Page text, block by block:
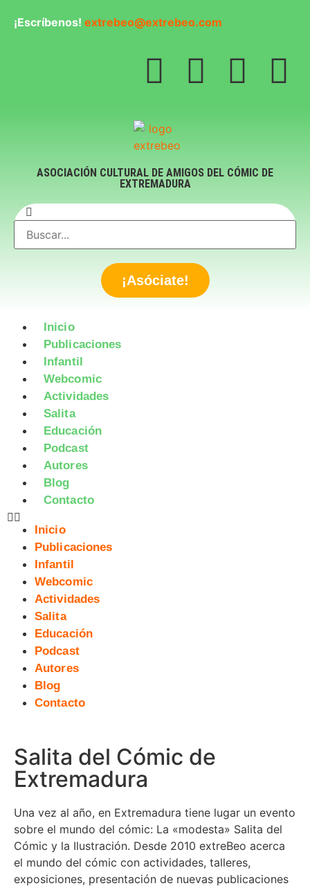
¡Escríbenos! extrebeo@extrebeo.com
ASOCIACIÓN CULTURAL DE AMIGOS DEL CÓMIC DE
EXTREMADURA
¡Asóciate!
Inicio
Publicaciones
Infantil
Webcomic
Actividades
Salita
Educación
Podcast
Autores
Blog
Contacto
Inicio
Publicaciones
Infantil
Webcomic
Actividades
Salita
Educación
Podcast
Autores
Blog
Contacto
Salita del Cómic de
Extremadura
Una vez al año, en Extremadura tiene lugar un evento
sobre el mundo del cómic: La «modesta» Salita del
Cómic y la Ilustración. Desde 2010 extreBeo acerca
el mundo del cómic con actividades, talleres,
exposiciones, presentación de nuevas publicaciones